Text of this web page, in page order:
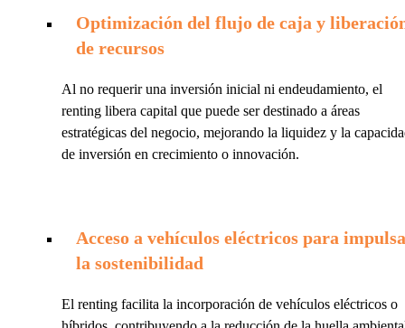
Optimización del flujo de caja y
de recursos
Al no requerir una inversión inicial ni endeudamiento, el
renting libera capital que puede ser destinado a áreas
estratégicas del negocio, mejorando la liquidez y la
de inversión en crecimiento o innovación.
Acceso a vehículos eléctricos para
la sostenibilidad
El renting facilita la incorporación de vehículos eléctricos o